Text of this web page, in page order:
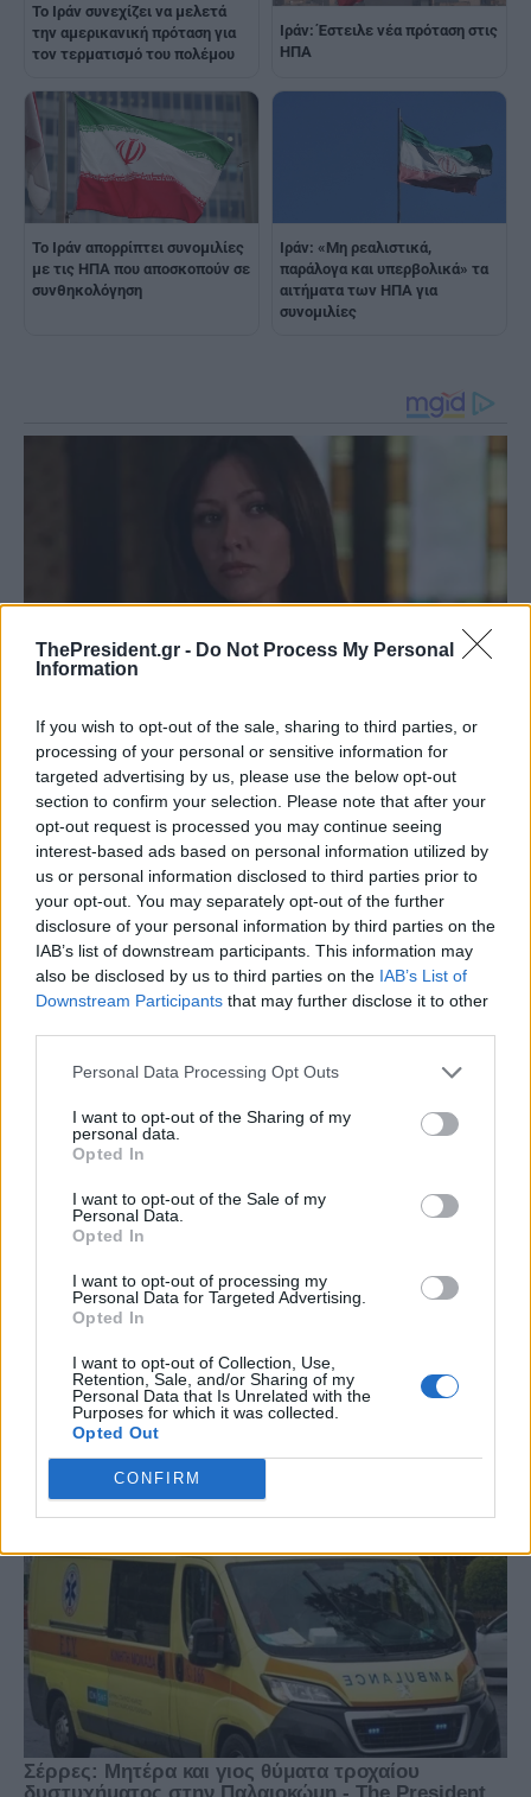
ThePresident.gr - Do Not Process My Personal
Information
If you wish to opt-out of the sale, sharing to third parties, or
processing of your personal or sensitive information for
targeted advertising by us, please use the below opt-out
section to confirm your selection. Please note that after your
opt-out request is processed you may continue seeing
interest-based ads based on personal information utilized by
us or personal information disclosed to third parties prior to
your opt-out. You may separately opt-out of the further
disclosure of your personal information by third parties on the
IAB’s list of downstream participants. This information may
also be disclosed by us to third parties on the IAB’s List of
Downstream Participants that may further disclose it to other
Personal Data Processing Opt Outs
I want to opt-out of the Sharing of my
personal data.
Opted In
I want to opt-out of the Sale of my
Personal Data.
Opted In
I want to opt-out of processing my
Personal Data for Targeted Advertising.
Opted In
I want to opt-out of Collection, Use,
Retention, Sale, and/or Sharing of my
Personal Data that Is Unrelated with the
Purposes for which it was collected.
Opted Out
CONFIRM
Το Ιράν συνεχίζει να μελετά
την αμερικανική πρόταση για
τον τερματισμό του πολέμου
Ιράν: Έστειλε νέα πρόταση στις
ΗΠΑ
Το Ιράν απορρίπτει συνομιλίες
με τις ΗΠΑ που αποσκοπούν σε
συνθηκολόγηση
Ιράν: «Mη ρεαλιστικά,
παράλογα και υπερβολικά» τα
αιτήματα των ΗΠΑ για
συνομιλίες